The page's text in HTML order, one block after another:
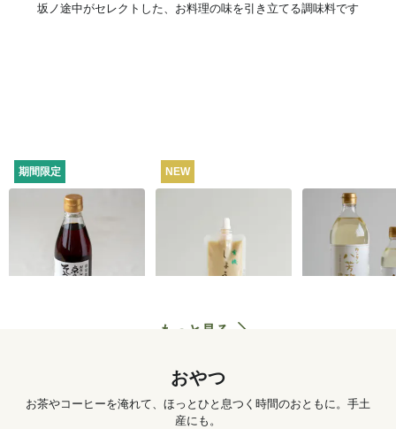
坂ノ途中がセレクトした、お料理の味を引き立てる調味料です
期間限定
うね乃そうめんつゆ
（ストレートタイ
プ）365ml
NEW
カンタン八芳
もっと見る
おやつ
お茶やコーヒーを淹れて、ほっとひと息つく時間のおともに。手土
産にも。